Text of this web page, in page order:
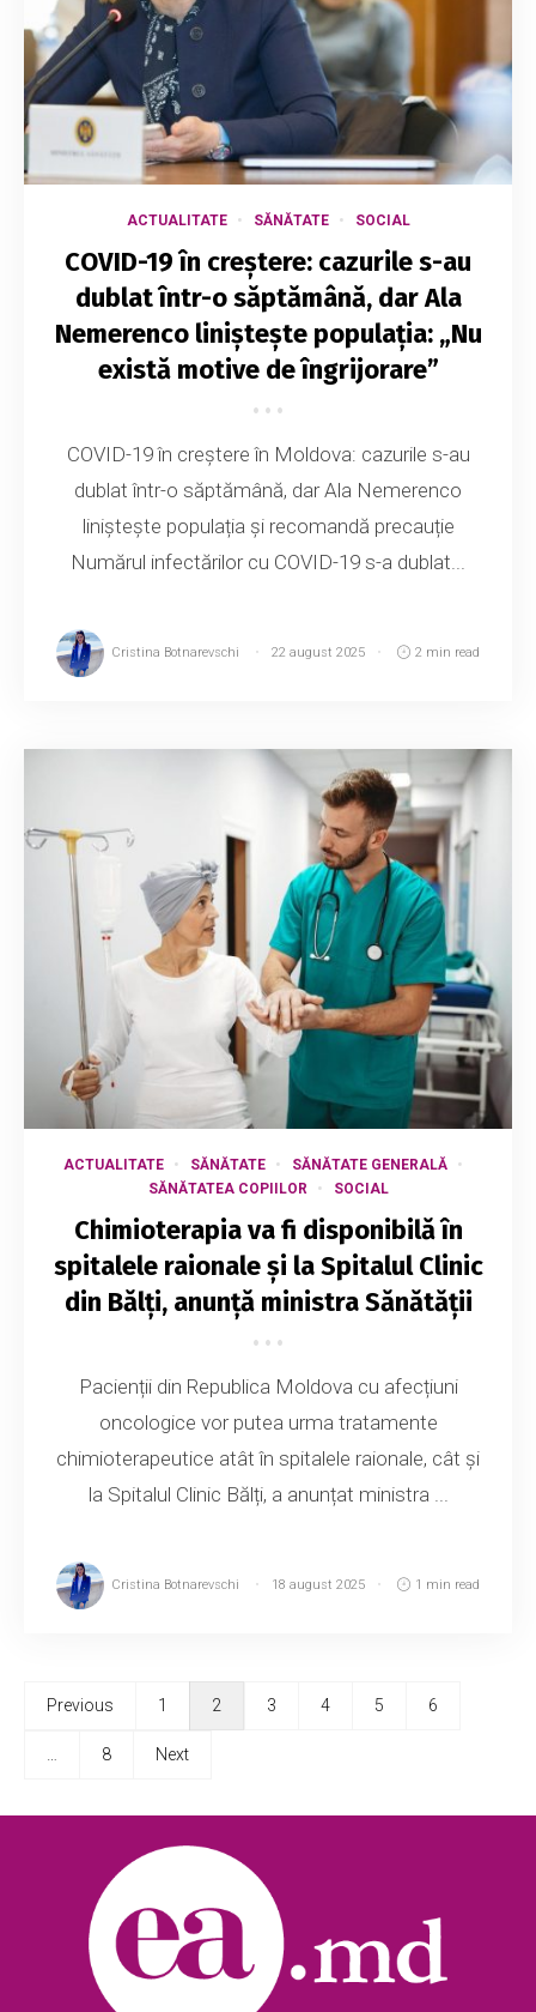
ACTUALITATE SĂNĂTATE SOCIAL
COVID-19 în creștere: cazurile s-au
dublat într-o săptămână, dar Ala
Nemerenco liniștește populația: „Nu
există motive de îngrijorare”
COVID-19 în creștere în Moldova: cazurile s-au
dublat într-o săptămână, dar Ala Nemerenco
liniștește populația și recomandă precauție
Numărul infectărilor cu COVID-19 s-a dublat...
Cristina Botnarevschi 22 august 2025 2 min read
ACTUALITATE SĂNĂTATE
SĂNĂTATE GENERALĂ
SĂNĂTATEA COPIILOR
SOCIAL
Chimioterapia va fi disponibilă în
spitalele raionale și la Spitalul Clinic
din Bălți, anunță ministra Sănătății
Pacienții din Republica Moldova cu afecțiuni
oncologice vor putea urma tratamente
chimioterapeutice atât în spitalele raionale, cât și
la Spitalul Clinic Bălți, a anunțat ministra ...
Cristina Botnarevschi 18 august 2025 1 min read
Previous 1 2 3 4 5 6
… 8 Next